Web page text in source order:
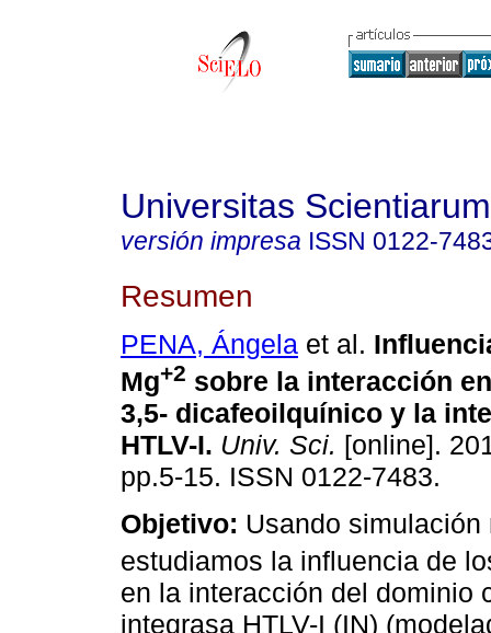
Universitas Scientiarum
versión impresa ISSN 0122-
Resumen
PENA, Ángela et al.
Mg+2 sobre la interacción
3,5- dicafeoilquínico y la
HTLV-I. Univ. Sci. [online].
pp.5-15. ISSN 0122-7483.
Objetivo: Usando simulación
estudiamos la influencia de
en la interacción del dominio
integrasa HTLV-I (IN)